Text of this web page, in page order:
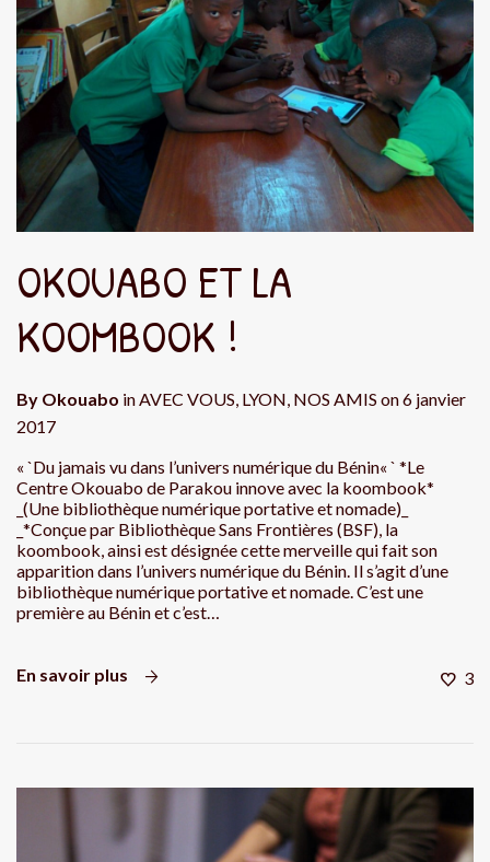
OKOUABO ET LA
KOOMBOOK !
By Okouabo inAVEC VOUS, LYON, NOS AMIS on6 janvier
2017
« `Du jamais vu dans l’univers numérique du Bénin« ` *Le
Centre Okouabo de Parakou innove avec la koombook*
_(Une bibliothèque numérique portative et nomade)_
_*Conçue par Bibliothèque Sans Frontières (BSF), la
koombook, ainsi est désignée cette merveille qui fait son
apparition dans l’univers numérique du Bénin. Il s’agit d’une
bibliothèque numérique portative et nomade. C’est une
première au Bénin et c’est…
En savoir plus 3